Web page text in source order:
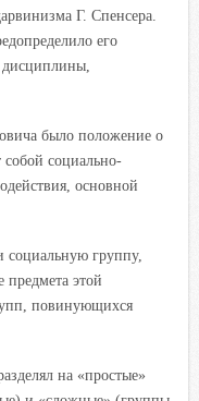
Г. Спенсера.
его
было положение о
собой социально-
основной
социальную группу,
предмета этой
повинующихся
на «простые»